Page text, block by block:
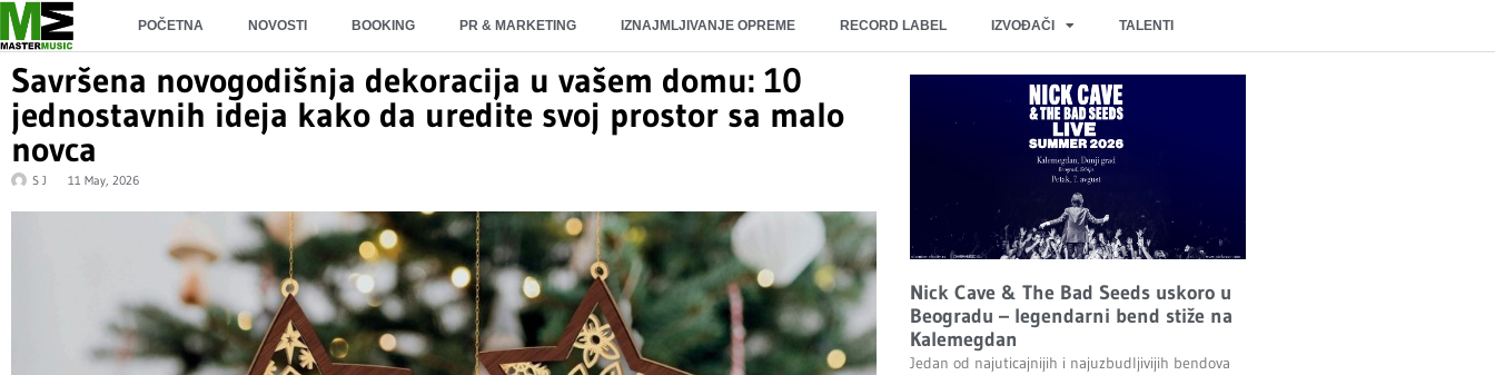
POČETNA NOVOSTI BOOKING PR & MARKETING IZNAJMLJIVANJE OPREME RECORD LABEL IZVOĐAČI TALENTI
Savršena novogodišnja dekoracija u vašem domu: 10
jednostavnih ideja kako da uredite svoj prostor sa malo
novca
S J 11 May, 2026
Nick Cave & The Bad Seeds uskoro u
Beogradu – legendarni bend stiže na
Kalemegdan
Jedan od najuticajnijih i najuzbudljivijih bendova